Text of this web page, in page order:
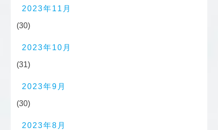
2023年11月
(30)
2023年10月
(31)
2023年9月
(30)
2023年8月